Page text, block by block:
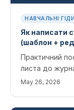
НАВЧАЛЬНІ
Як написати
(шаблон +
Практичний
листа до
рецензування.
May 26, 2026